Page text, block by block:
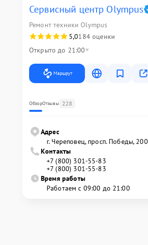
Сервисный центр Olympus
Ремонт техники Olympus
5,0184 оценки
Открыто до 21:00
Маршрут
ОбзорОтзывы 228
Адрес
г. Череповец, просп. Победы, 200
Контакты
+7 (800) 301-55-83
+7 (800) 301-55-83
Время работы
Работаем с 09:00 до 21:00